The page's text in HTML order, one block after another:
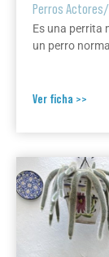
Perros Actores/
Es una perrita
un perro
Ver ficha >>